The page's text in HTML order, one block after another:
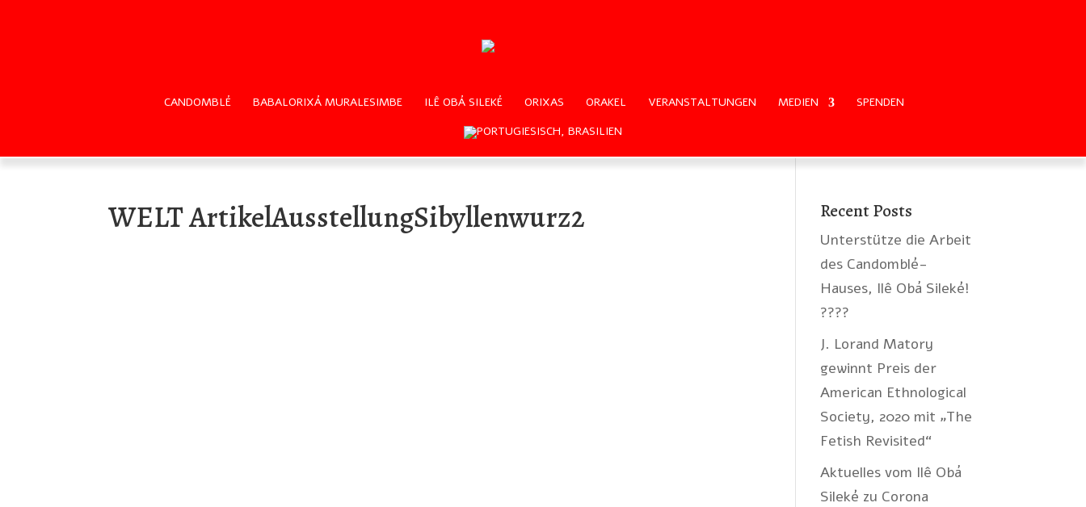
CANDOMBLÉ BABALORIXÁ MURALESIMBE ILÊ OBÁ SILEKÉ ORIXAS ORAKEL VERANSTALTUNGEN MEDIEN SPENDEN
WELT ArtikelAusstellungSibyllenwurz2 Recent Posts
Unterstütze die Arbeit
des Candomblé-
Hauses, Ilê Obá Sileké!
????
J. Lorand Matory
gewinnt Preis der
American Ethnological
Society, 2020 mit „The
Fetish Revisited“
Aktuelles vom Ilê Obá
Sileké zu Corona